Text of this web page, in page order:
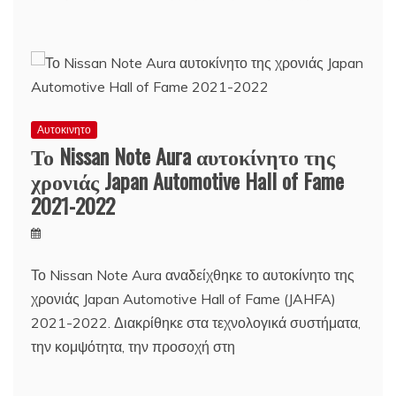
Αυτοκινητο
Το Nissan Note Aura αυτοκίνητο της
χρονιάς Japan Automotive Hall of Fame
2021-2022
Το Nissan Note Aura αναδείχθηκε το αυτοκίνητο της
χρονιάς Japan Automotive Hall of Fame (JAHFA)
2021-2022. Διακρίθηκε στα τεχνολογικά συστήματα,
την κομψότητα, την προσοχή στη